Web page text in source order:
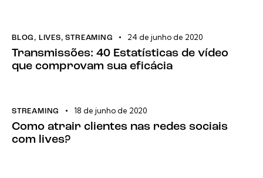
BLOG , LIVES,STREAMING 24 de junho de 2020
Transmissões: 40 Estatísticas de vídeo
que comprovam sua eficácia
STREAMING 18 de junho de 2020
Como atrair clientes nas redes sociais
com lives?